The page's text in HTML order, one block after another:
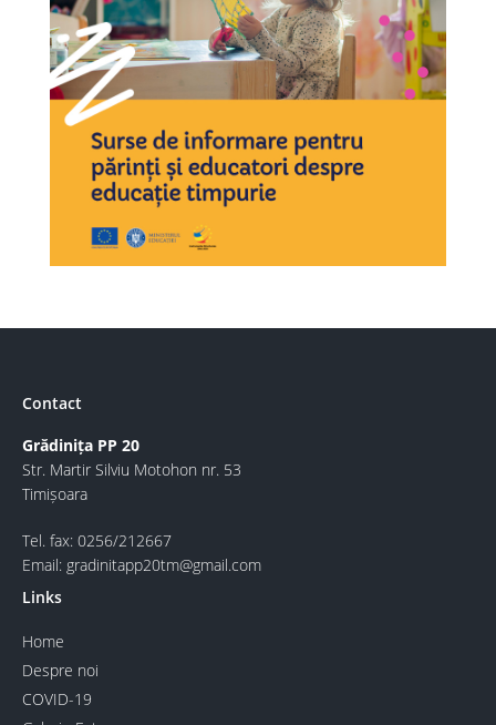
Contact
Grădinița PP 20
Str. Martir Silviu Motohon nr. 53
Timișoara
Tel. fax: 0256/212667
Email: gradinitapp20tm@gmail.com
Links
Home
Despre noi
COVID-19